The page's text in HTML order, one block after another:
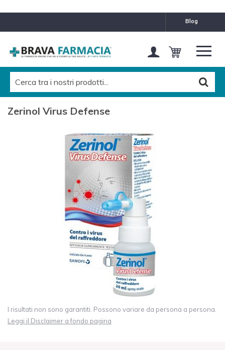
blog
Zerinol Virus Defense
I risultati non sono garantiti. Possono variare da persona a persona.
Leggi il Disclaimer a fondo pagina